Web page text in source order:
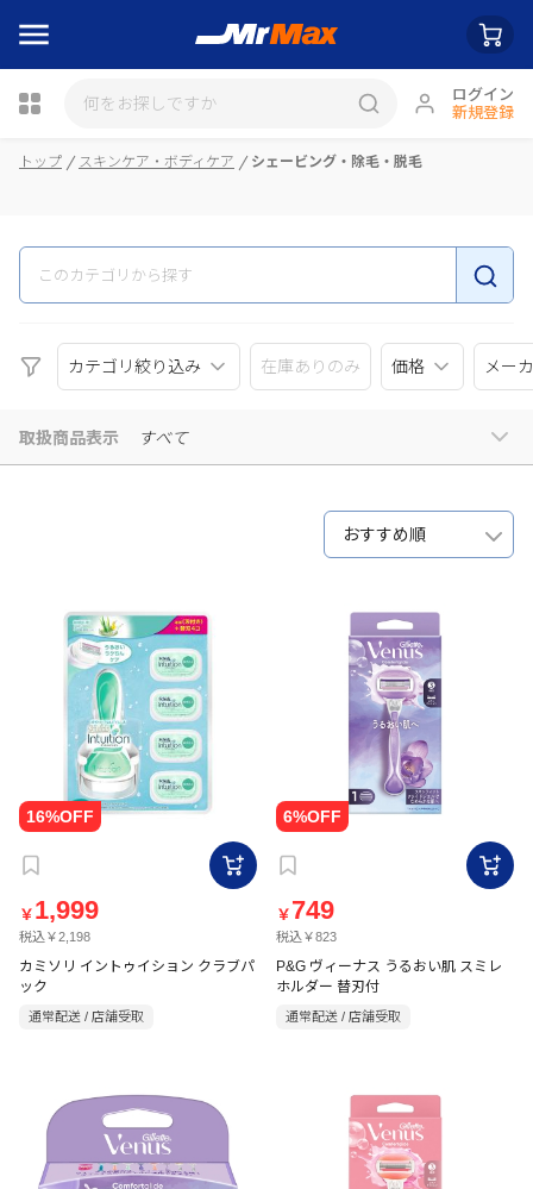
ログイン
新規登録
瓶詰
トップ スキンケア・ボディケア シェービング・除毛・脱毛
カテゴリ絞り込み 在庫ありのみ 価格 メー
取扱商品表示 すべて
おすすめ順
￥ 1,999
税込￥2,198
カミソリ イントゥイション クラブパ
ック
通常配送 / 店舗受取
￥ 749
税込￥823
P&G ヴィーナス うるおい肌 スミレ
ホルダー 替刃付
通常配送 / 店舗受取